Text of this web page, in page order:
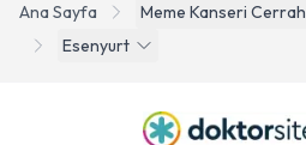
Ana Sayfa Meme Kanseri
Esenyurt